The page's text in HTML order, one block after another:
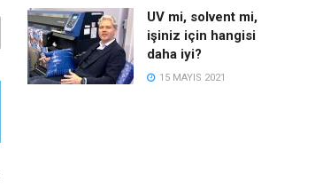
UV mi, solvent mi,
işiniz için hangisi
daha iyi?
15 MAYIS 2021